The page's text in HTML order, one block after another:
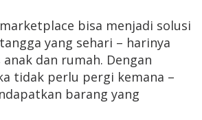
bisa menjadi solusi
yang sehari – harinya
dan rumah. Dengan
tidak perlu pergi kemana –
barang yang